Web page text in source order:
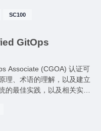
SC100
GitOps
Associate (CGOA) 认证可
理、术语的理解，以及建立
的最佳实践，以及相关实
，以及如何将它们映射到